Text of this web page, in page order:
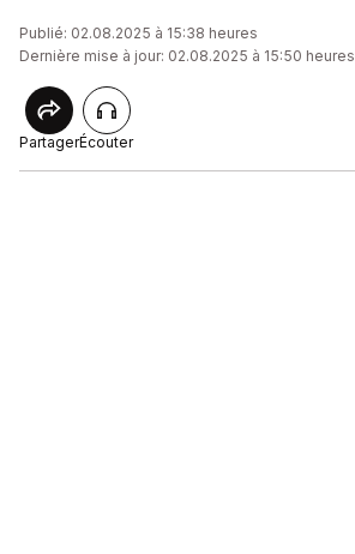
Publié: 02.08.2025 à 15:38 heures
Dernière mise à jour: 02.08.2025 à 15:50 heures
PartagerÉcouter